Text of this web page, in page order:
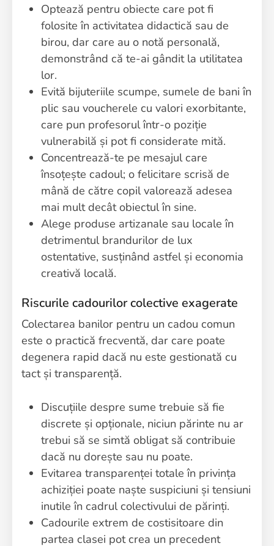
Optează pentru obiecte care pot fi
folosite în activitatea didactică sau de
birou, dar care au o notă personală,
demonstrând că te-ai gândit la utilitatea
lor.
Evită bijuteriile scumpe, sumele de bani în
plic sau voucherele cu valori exorbitante,
care pun profesorul într-o poziție
vulnerabilă și pot fi considerate mită.
Concentrează-te pe mesajul care
însoțește cadoul; o felicitare scrisă de
mână de către copil valorează adesea
mai mult decât obiectul în sine.
Alege produse artizanale sau locale în
detrimentul brandurilor de lux
ostentative, susținând astfel și economia
creativă locală.
Riscurile cadourilor colective exagerate
Colectarea banilor pentru un cadou comun
este o practică frecventă, dar care poate
degenera rapid dacă nu este gestionată cu
tact și transparență.
Discuțiile despre sume trebuie să fie
discrete și opționale, niciun părinte nu ar
trebui să se simtă obligat să contribuie
dacă nu dorește sau nu poate.
Evitarea transparenței totale în privința
achiziției poate naște suspiciuni și tensiuni
inutile în cadrul colectivului de părinți.
Cadourile extrem de costisitoare din
partea clasei pot crea un precedent